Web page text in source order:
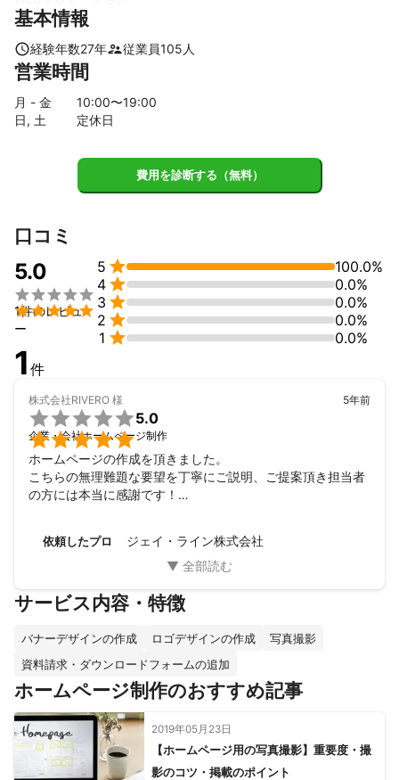
WEB運用管理
【会社概要】
ジェイ・ライン株式会社
・設立：1993年12月
・代表者：代表取締役　野上 尚繁
これまでの実績
SBヒューマンキャピタル株式会社
ディップ株式会社
株式会社マイナビ
株式会社リクルートキャリア
株式会社リクルートジョブズ
株式会社リブセンス　（50音順）、他
アピールポイント
私たちは、「採用」の課題解決を得意としたクリエイティブチー
ムです。
「採用戦略」を考えることは、組織の将来を考えること。
組織の数だけ、採用の戦略とクリエイティブがあると考えます。
ジェイ・ラインでは採用マーケティングとして、お客様の採用戦
略のプランニングから、Webサイト、パンフレット、映像制作、
説明会資料などの企画制作、採用サイトの運用や効果検証までを
ワンストップでお手伝いします。
もちろん採用以外の領域でも、コーポレートサイト、ブランドサ
基本情報
経験年数27年 従業員105 人
営業時間
月 - 金 10:00〜19:00
日, 土
定休日
費用を診断する（無料）
口コミ
5.0


1件のレビュ
ー
5 
100.0%
4 
0.0%
3 
0.0%
2 
0.0%
1  0.0%
1 件
株式会社RIVERO 様


5.0
企業・会社ホームページ制作
5年前
ホームページの作成を頂きました。
こちらの無理難題な要望を丁寧にご説明、ご提案頂き担当者
の方には本当に感謝です！
また次回も是非宜しくお願いします。
依頼したプロ ジェイ・ライン株式会社
サービス内容・特徴
バナーデザインの作成 ロゴデザインの作成
写真撮影
資料請求・ダウンロードフォームの追加
ホームページ制作のおすすめ記事
2019年05月23日
【ホームページ用の写真撮影】重要度・撮
影のコツ・掲載のポイント